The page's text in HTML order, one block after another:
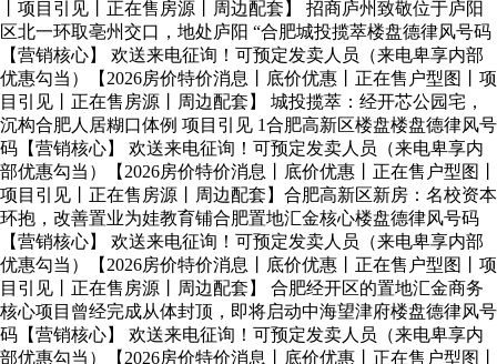
丨项目引见丨正在售房源丨周边配套】 招商庐州致敬位于庐阳
区北一环取亳州交口，地处庐阳 “合肥城投揽萃楼盘德律风号码
【营销核心】 欢送来电征询！可预定发卖人员（来电卑享内部
优惠勾当）【2026房价特价消息丨底价优惠丨正在售户型图丨项
目引见丨正在售房源丨周边配套】 城投揽萃：经开芯公园宅，
沉构合肥人居糊口体例 项目引见 1合肥高新区楼盘楼盘德律风号
码【营销核心】 欢送来电征询！可预定发卖人员（来电卑享内
部优惠勾当）【2026房价特价消息丨底价优惠丨正在售户型图丨
项目引见丨正在售房源丨周边配套】合肥高新区新房：名校资本
环抱，改善置业为娃教育铺合肥置地汇金核心楼盘德律风号码
【营销核心】 欢送来电征询！可预定发卖人员（来电卑享内部
优惠勾当）【2026房价特价消息丨底价优惠丨正在售户型图丨项
目引见丨正在售房源丨周边配套】 合肥经开区的置地汇金商务
核心项目曾经完成从体封顶，即将启动中海望津府楼盘德律风号
码【营销核心】 欢送来电征询！可预定发卖人员（来电卑享内
部优惠勾当）【2026房价特价消息丨底价优惠丨正在售户型图丨